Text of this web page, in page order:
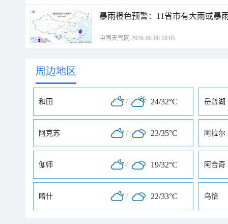
暴雨橙色预警：11省市有大雨或暴
中国天气网 2026-08-08 18:05
周边地区
和田 / 24/32°C 岳普湖
阿克苏 / 23/35°C 阿拉尔
伽师 / 19/32°C 阿合奇
喀什 / 22/33°C 乌恰